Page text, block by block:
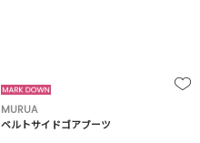
MURUA
ベルトサイドゴアブーツ